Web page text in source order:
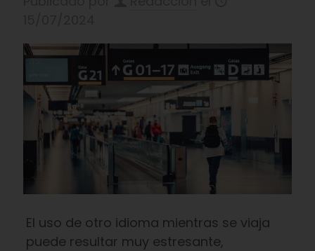
El uso de otro idioma mientras se viaja
puede resultar muy estresante,